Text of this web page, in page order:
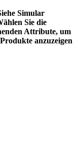
Simular
Sie die
Attribute, um
anzuzeigen